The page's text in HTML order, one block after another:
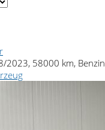
2023, 58000 km, Benzin